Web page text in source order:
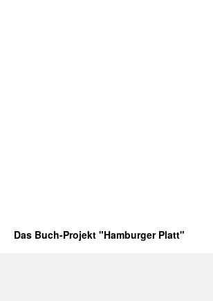
Das Buch-Projekt "Hamburger Platt"